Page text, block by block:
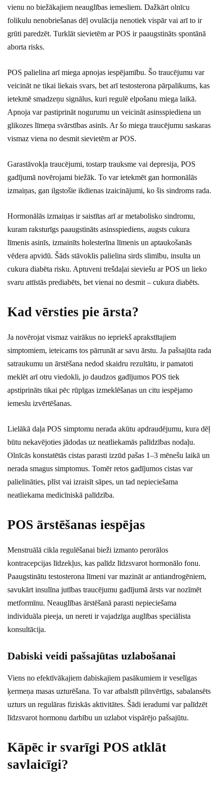
vienu no biežākajiem neauglības iemesliem. Dažkārt olnīcu
folikulu nenobriešanas dēļ ovulācija nenotiek vispār vai arī to ir
grūti paredzēt. Turklāt sievietēm ar POS ir paaugstināts spontānā
aborta risks.
POS palielina arī miega apnojas iespējamību. Šo traucējumu var
veicināt ne tikai liekais svars, bet arī testosterona pārpalikums, kas
ietekmē smadzeņu signālus, kuri regulē elpošanu miega laikā.
Apnoja var pastiprināt nogurumu un veicināt asinsspiediena un
glikozes līmeņa svārstības asinīs. Ar šo miega traucējumu saskaras
vismaz viena no desmit sievietēm ar POS.
Garastāvokļa traucējumi, tostarp trauksme vai depresija, POS
gadījumā novērojami biežāk. To var ietekmēt gan hormonālās
izmaiņas, gan ilgstošie ikdienas izaicinājumi, ko šis sindroms rada.
Hormonālās izmaiņas ir saistītas arī ar metabolisko sindromu,
kuram raksturīgs paaugstināts asinsspiediens, augsts cukura
līmenis asinīs, izmainīts holesterīna līmenis un aptaukošanās
vēdera apvidū. Šāds stāvoklis palielina sirds slimību, insulta un
cukura diabēta risku. Aptuveni trešdaļai sieviešu ar POS un lieko
svaru attīstās prediabēts, bet vienai no desmit – cukura diabēts.
Kad vērsties pie ārsta?
Ja novērojat vismaz vairākus no iepriekš aprakstītajiem
simptomiem, ieteicams tos pārrunāt ar savu ārstu. Ja pašsajūta rada
satraukumu un ārstēšana nedod skaidru rezultātu, ir pamatoti
meklēt arī otru viedokli, jo daudzos gadījumos POS tiek
apstiprināts tikai pēc rūpīgas izmeklēšanas un citu iespējamo
iemeslu izvērtēšanas.
Lielākā daļa POS simptomu nerada akūtu apdraudējumu, kura dēļ
būtu nekavējoties jādodas uz neatliekamās palīdzības nodaļu.
Olnīcās konstatētās cistas parasti izzūd pašas 1–3 mēnešu laikā un
nerada smagus simptomus. Tomēr retos gadījumos cistas var
palielināties, plīst vai izraisīt sāpes, un tad nepieciešama
neatliekama medicīniskā palīdzība.
POS ārstēšanas iespējas
Menstruālā cikla regulēšanai bieži izmanto perorālos
kontracepcijas līdzekļus, kas palīdz līdzsvarot hormonālo fonu.
Paaugstinātu testosterona līmeni var mazināt ar antiandrogēniem,
savukārt insulīna jutības traucējumu gadījumā ārsts var nozīmēt
metformīnu. Neauglības ārstēšanā parasti nepieciešama
individuāla pieeja, un nereti ir vajadzīga auglības speciālista
konsultācija.
Dabiski veidi pašsajūtas uzlabošanai
Viens no efektīvākajiem dabiskajiem pasākumiem ir veselīgas
ķermeņa masas uzturēšana. To var atbalstīt pilnvērtīgs, sabalansēts
uzturs un regulāras fiziskās aktivitātes. Šādi ieradumi var palīdzēt
līdzsvarot hormonu darbību un uzlabot vispārējo pašsajūtu.
Kāpēc ir svarīgi POS atklāt
savlaicīgi?